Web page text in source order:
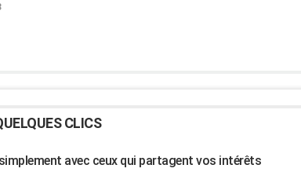
CLICS
avec ceux qui partagent vos intérêts